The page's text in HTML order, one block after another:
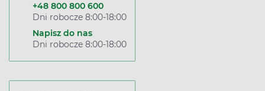
+48 800 800 600
Dni robocze 8:00-18:00
Napisz do nas
Dni robocze 8:00-18:00